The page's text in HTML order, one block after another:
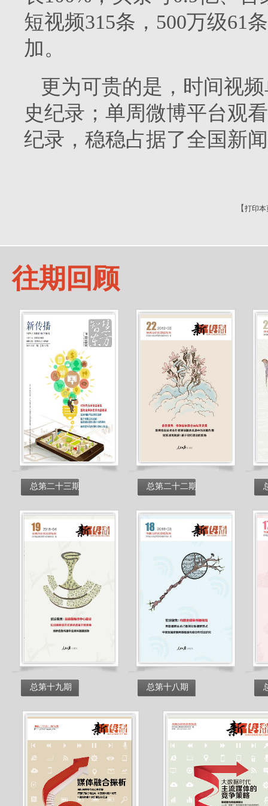
短视频315条，500万级61
加。
更为可贵的是，时间视
史纪录；单周微博平台观
纪录，稳稳占据了全国新
【打印本
往期回顾
总第二十三期 总第二十二期
总第十九期 总第十八期